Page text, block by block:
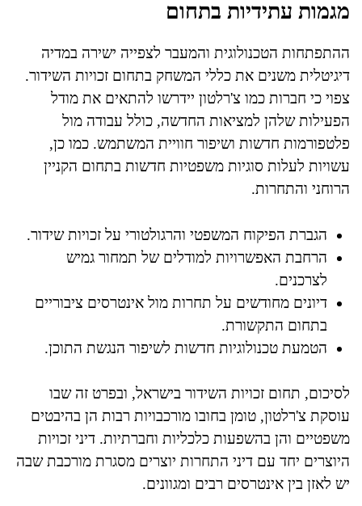
מגמות עתידיות בתחום
ההתפתחות הטכנולוגית והמעבר לצפייה ישירה במדיה
דיגיטלית משנים את כללי המשחק בתחום זכויות השידור.
צפוי כי חברות כמו צ'רלטון יידרשו להתאים את מודל
הפעילות שלהן למציאות החדשה, כולל עבודה מול
פלטפורמות חדשות ושיפור חוויית המשתמש. כמו כן,
עשויות לעלות סוגיות משפטיות חדשות בתחום הקניין
הרוחני והתחרות.
הגברת הפיקוח המשפטי והרגולטורי על זכויות שידור.
הרחבת האפשרויות למודלים של תמחור גמיש
לצרכנים.
דיונים מחודשים על תחרות מול אינטרסים ציבוריים
בתחום התקשורת.
הטמעת טכנולוגיות חדשות לשיפור הנגשת התוכן.
לסיכום, תחום זכויות השידור בישראל, ובפרט זה שבו
עוסקת צ'רלטון, טומן בחובו מורכבויות רבות הן בהיבטים
משפטיים והן בהשפעות כלכליות וחברתיות. דיני זכויות
היוצרים יחד עם דיני התחרות יוצרים מסגרת מורכבת שבה
יש לאזן בין אינטרסים רבים ומגוונים.